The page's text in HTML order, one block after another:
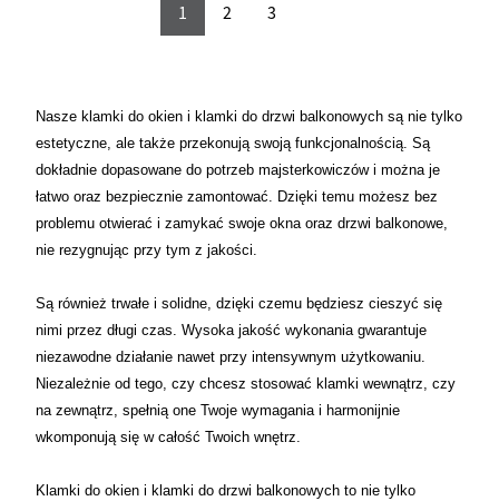
1 2 3
Nasze klamki do okien i klamki do drzwi balkonowych są nie tylko
estetyczne, ale także przekonują swoją funkcjonalnością. Są
dokładnie dopasowane do potrzeb majsterkowiczów i można je
łatwo oraz bezpiecznie zamontować. Dzięki temu możesz bez
problemu otwierać i zamykać swoje okna oraz drzwi balkonowe,
nie rezygnując przy tym z jakości.
Są również trwałe i solidne, dzięki czemu będziesz cieszyć się
nimi przez długi czas. Wysoka jakość wykonania gwarantuje
niezawodne działanie nawet przy intensywnym użytkowaniu.
Niezależnie od tego, czy chcesz stosować klamki wewnątrz, czy
na zewnątrz, spełnią one Twoje wymagania i harmonijnie
wkomponują się w całość Twoich wnętrz.
Klamki do okien i klamki do drzwi balkonowych to nie tylko